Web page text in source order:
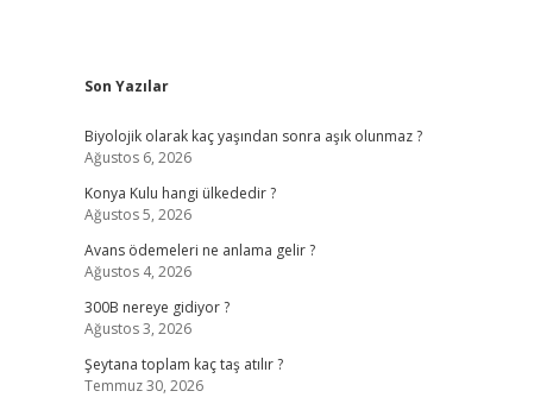
Sidebar
Son Yazılar
Biyolojik olarak kaç yaşından sonra aşık olunmaz ?
Ağustos 6, 2026
Konya Kulu hangi ülkededir ?
Ağustos 5, 2026
Avans ödemeleri ne anlama gelir ?
Ağustos 4, 2026
300B nereye gidiyor ?
Ağustos 3, 2026
Şeytana toplam kaç taş atılır ?
Temmuz 30, 2026